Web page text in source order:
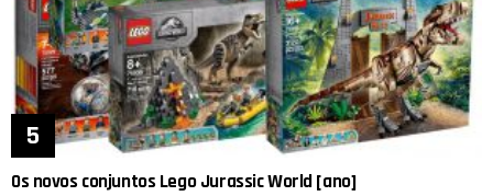
Os novos conjuntos Lego Jurassic World [ano]